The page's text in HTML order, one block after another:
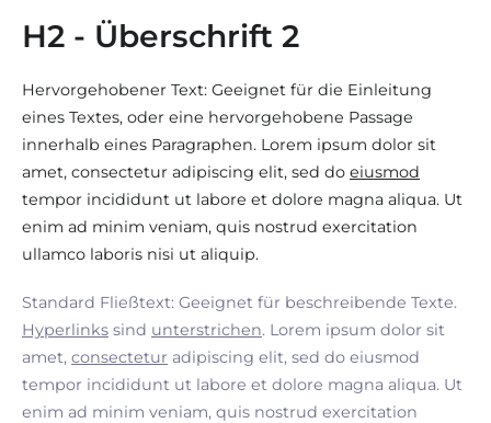
H2 - Überschrift 2
Hervorgehobener Text: Geeignet für die Einleitung
eines Textes, oder eine hervorgehobene Passage
innerhalb eines Paragraphen. Lorem ipsum dolor sit
amet, consectetur adipiscing elit, sed do eiusmod
tempor incididunt ut labore et dolore magna aliqua. Ut
enim ad minim veniam, quis nostrud exercitation
ullamco laboris nisi ut aliquip.
Standard Fließtext: Geeignet für beschreibende Texte.
Hyperlinks sind unterstrichen. Lorem ipsum dolor sit
amet, consectetur adipiscing elit, sed do eiusmod
tempor incididunt ut labore et dolore magna aliqua. Ut
enim ad minim veniam, quis nostrud exercitation